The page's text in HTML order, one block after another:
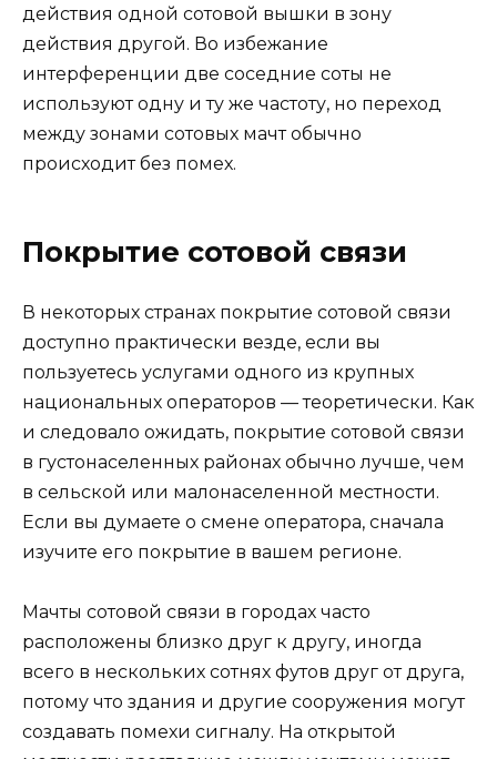
действия одной сотовой вышки в зону
действия другой. Во избежание
интерференции две соседние соты не
используют одну и ту же частоту, но переход
между зонами сотовых мачт обычно
происходит без помех.
Покрытие сотовой связи
В некоторых странах покрытие сотовой связи
доступно практически везде, если вы
пользуетесь услугами одного из крупных
национальных операторов — теоретически. Как
и следовало ожидать, покрытие сотовой связи
в густонаселенных районах обычно лучше, чем
в сельской или малонаселенной местности.
Если вы думаете о смене оператора, сначала
изучите его покрытие в вашем регионе.
Мачты сотовой связи в городах часто
расположены близко друг к другу, иногда
всего в нескольких сотнях футов друг от друга,
потому что здания и другие сооружения могут
создавать помехи сигналу. На открытой